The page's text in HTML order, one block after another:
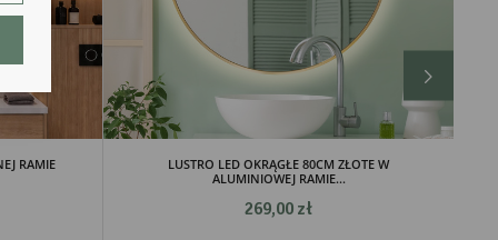
RAMIE
LUSTRO LED OKRĄGŁE 80CM ZŁOTE W
ALUMINIOWEJ RAMIE...
269,00 zł